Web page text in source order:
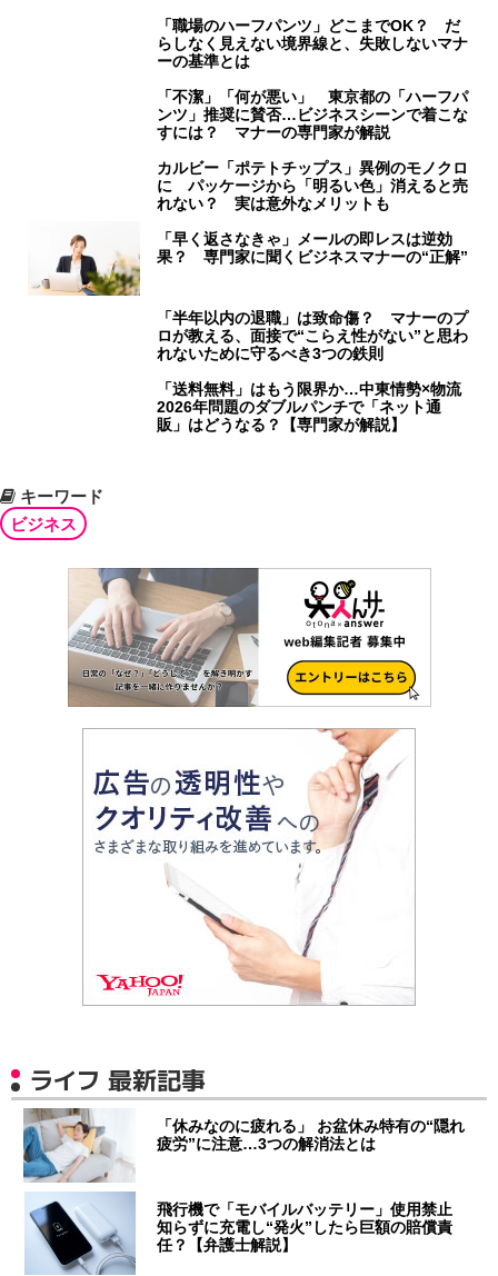
「職場のハーフパンツ」どこまでOK？ だ
らしなく見えない境界線と、失敗しないマナ
ーの基準とは
「不潔」「何が悪い」 東京都の「ハーフパ
ンツ」推奨に賛否…ビジネスシーンで着こな
すには？ マナーの専門家が解説
カルビー「ポテトチップス」異例のモノクロ
に パッケージから「明るい色」消えると売
れない？ 実は意外なメリットも
「早く返さなきゃ」メールの即レスは逆効
果？ 専門家に聞くビジネスマナーの“正解”
「半年以内の退職」は致命傷？ マナーのプ
ロが教える、面接で“こらえ性がない”と思わ
れないために守るべき3つの鉄則
「送料無料」はもう限界か…中東情勢×物流
2026年問題のダブルパンチで「ネット通
販」はどうなる？【専門家が解説】
キーワード
ビジネス
ライフ 最新記事
「休みなのに疲れる」 お盆休み特有の“隠れ
疲労”に注意…3つの解消法とは
飛行機で「モバイルバッテリー」使用禁止
知らずに充電し“発火”したら巨額の賠償責
任？【弁護士解説】